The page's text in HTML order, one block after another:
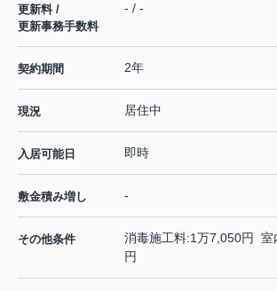
更新料 /
更新事務手数料
- / -
契約期間 2年
現況 居住中
入居可能日 即時
敷金積み増し -
その他条件
消毒施工料:1万7,050円 室
円